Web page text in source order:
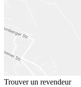
Trouver un revendeur